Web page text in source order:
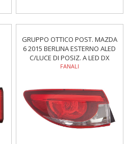
GRUPPO OTTICO POST. MAZDA
6 2015 BERLINA ESTERNO ALED
C/LUCE DI POSIZ. A LED DX
FANALI